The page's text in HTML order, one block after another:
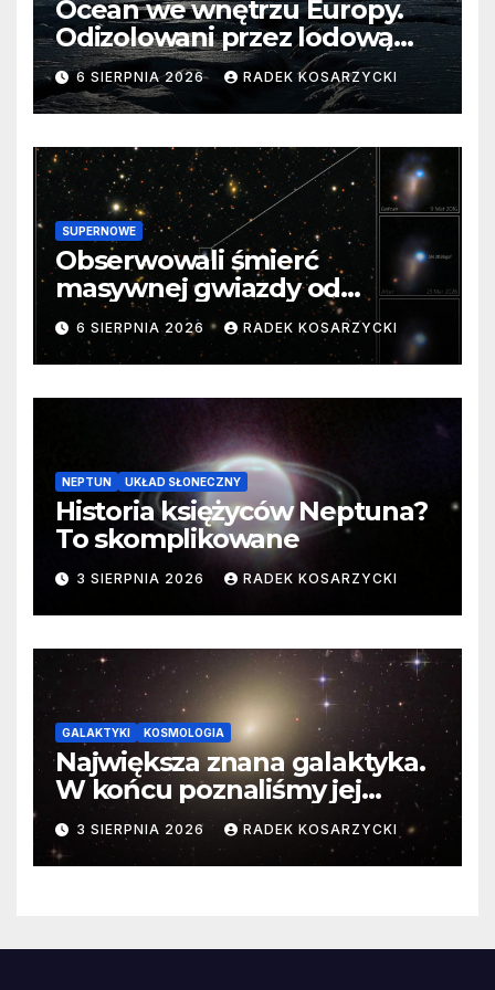
Ocean we wnętrzu Europy.
Odizolowani przez lodową
barierę
6 SIERPNIA 2026 RADEK KOSARZYCKI
SUPERNOWE
Obserwowali śmierć
masywnej gwiazdy od
samego początku. Niezwykle
cenne dane
6 SIERPNIA 2026 RADEK KOSARZYCKI
NEPTUN UKŁAD SŁONECZNY
Historia księżyców Neptuna?
To skomplikowane
3 SIERPNIA 2026 RADEK KOSARZYCKI
GALAKTYKI KOSMOLOGIA
Największa znana galaktyka.
W końcu poznaliśmy jej
faktyczne wymiary
3 SIERPNIA 2026 RADEK KOSARZYCKI